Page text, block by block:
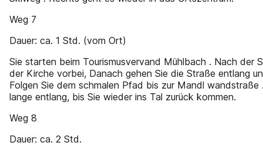
Weg 7
Dauer: ca. 1 Std. (vom Ort)
Sie starten beim Tourismusvervand Mühlbach . Nach der
der Kirche vorbei, Danach gehen Sie die Straße entlang
Folgen Sie dem schmalen Pfad bis zur Mandl wandstraße
lange entlang, bis Sie wieder ins Tal zurück kommen.
Weg 8
Dauer: ca. 2 Std.